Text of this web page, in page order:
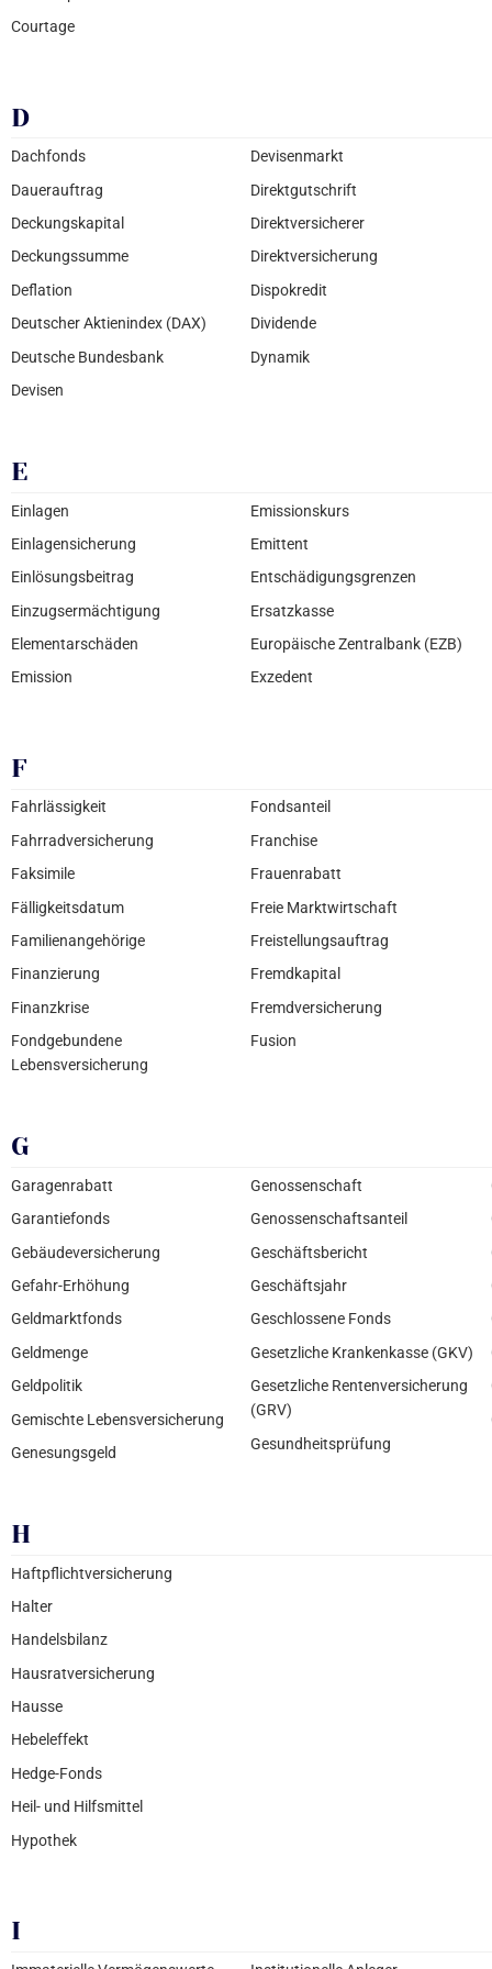
Courtage
D
Dachfonds
Dauerauftrag
Deckungskapital
Deckungssumme
Deflation
Deutscher Aktienindex (DAX)
Deutsche Bundesbank
Devisen
Devisenmarkt
Direktgutschrift
Direktversicherer
Direktversicherung
Dispokredit
Dividende
Dynamik
E
Einlagen
Einlagensicherung
Einlösungsbeitrag
Einzugsermächtigung
Elementarschäden
Emission
Emissionskurs
Emittent
Entschädigungsgrenzen
Ersatzkasse
Europäische Zentralbank (EZB)
Exzedent
F
Fahrlässigkeit
Fahrradversicherung
Faksimile
Fälligkeitsdatum
Familienangehörige
Finanzierung
Finanzkrise
Fondgebundene
Lebensversicherung
Fondsanteil
Franchise
Frauenrabatt
Freie Marktwirtschaft
Freistellungsauftrag
Fremdkapital
Fremdversicherung
Fusion
G
Garagenrabatt
Garantiefonds
Gebäudeversicherung
Gefahr-Erhöhung
Geldmarktfonds
Geldmenge
Geldpolitik
Gemischte Lebensversicherung
Genesungsgeld
Genossenschaft
Genossenschaftsanteil
Geschäftsbericht
Geschäftsjahr
Geschlossene Fonds
Gesetzliche Krankenkasse (GKV)
Gesetzliche Rentenversicherung
(GRV)
Gesundheitsprüfung
H
Haftpflichtversicherung
Halter
Handelsbilanz
Hausratversicherung
Hausse
Hebeleffekt
Hedge-Fonds
Heil- und Hilfsmittel
Hypothek
I